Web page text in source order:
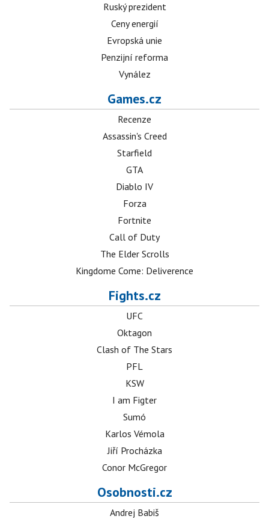
Ruský prezident
Ceny energií
Evropská unie
Penzijní reforma
Vynález
Games.cz
Recenze
Assassin's Creed
Starfield
GTA
Diablo IV
Forza
Fortnite
Call of Duty
The Elder Scrolls
Kingdome Come: Deliverence
Fights.cz
UFC
Oktagon
Clash of The Stars
PFL
KSW
I am Figter
Sumó
Karlos Vémola
Jiří Procházka
Conor McGregor
Osobnosti.cz
Andrej Babiš